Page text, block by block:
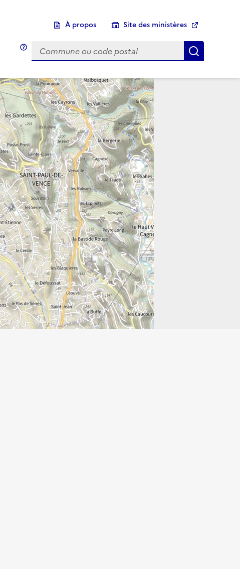
À propos Site des ministères
Choix d'une commune
Infobulle